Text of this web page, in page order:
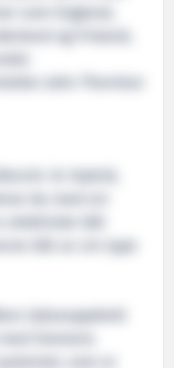
som England,
og Finland,
John Thornton
& Hybrid,
Aa med sin
båt av sin type
lakseoppdrett
Siemens